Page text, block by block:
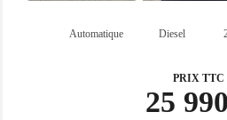
Automatique Diesel
PRIX TTC
25